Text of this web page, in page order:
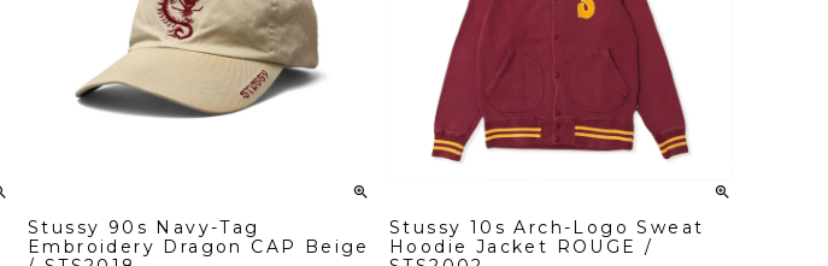
Stussy 90s Navy-Tag
Embroidery Dragon CAP Beige
Stussy 10s Arch-Logo Sweat
Hoodie Jacket ROUGE /